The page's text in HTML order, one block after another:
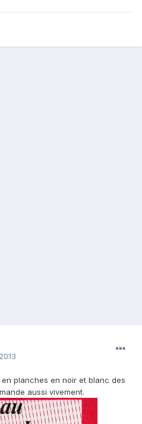
planches en noir et blanc des
aussi vivement.